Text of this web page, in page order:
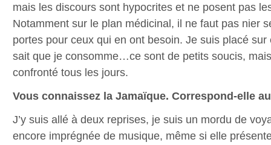
mais les discours sont hypocrites et ne posent pas
Notamment sur le plan médicinal, il ne faut pas nier
portes pour ceux qui en ont besoin. Je suis placé
sait que je consomme…ce sont de petits soucis,
confronté tous les jours.
Vous connaissez la Jamaïque. Correspond-elle
J’y suis allé à deux reprises, je suis un mordu de
encore imprégnée de musique, même si elle